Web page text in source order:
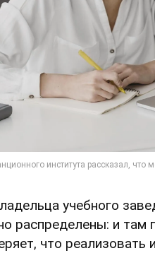
учебного
распределены: и там
что реализовать